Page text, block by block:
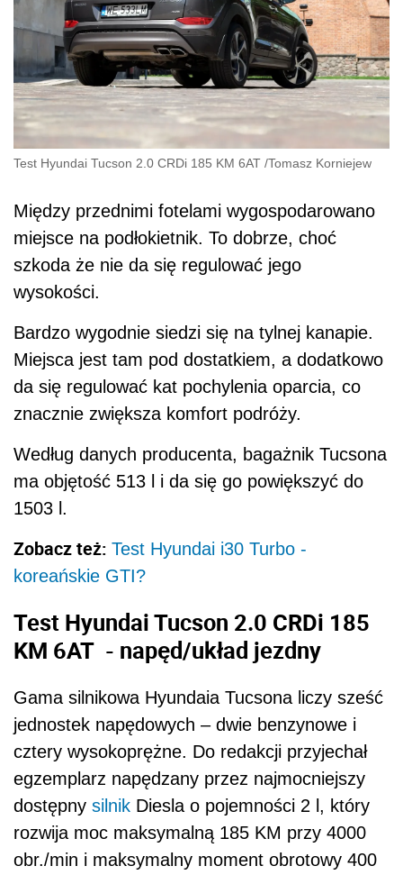
Test Hyundai Tucson 2.0 CRDi 185 KM 6AT /Tomasz Korniejew
Między przednimi fotelami wygospodarowano
miejsce na podłokietnik. To dobrze, choć
szkoda że nie da się regulować jego
wysokości.
Bardzo wygodnie siedzi się na tylnej kanapie.
Miejsca jest tam pod dostatkiem, a dodatkowo
da się regulować kat pochylenia oparcia, co
znacznie zwiększa komfort podróży.
Według danych producenta, bagażnik Tucsona
ma objętość 513 l i da się go powiększyć do
1503 l.
Zobacz też: Test Hyundai i30 Turbo -
koreańskie GTI?
Test Hyundai Tucson 2.0 CRDi 185
KM 6AT - napęd/układ jezdny
Gama silnikowa Hyundaia Tucsona liczy sześć
jednostek napędowych – dwie benzynowe i
cztery wysokoprężne. Do redakcji przyjechał
egzemplarz napędzany przez najmocniejszy
dostępny silnik Diesla o pojemności 2 l, który
rozwija moc maksymalną 185 KM przy 4000
obr./min i maksymalny moment obrotowy 400